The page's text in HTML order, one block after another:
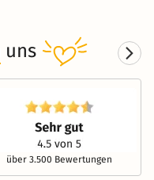
uns
über 3.500 Bewertungen